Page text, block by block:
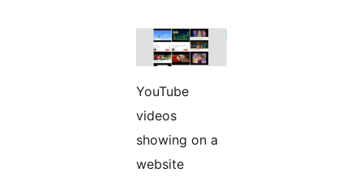
YouTube
videos
showing on a
website